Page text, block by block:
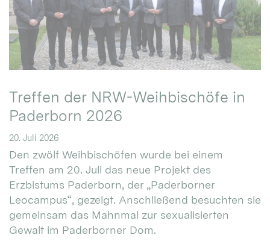
Treffen der NRW-Weihbischöfe in
Paderborn 2026
20. Juli 2026
Den zwölf Weihbischöfen wurde bei einem
Treffen am 20. Juli das neue Projekt des
Erzbistums Paderborn, der „Paderborner
Leocampus“, gezeigt. Anschließend besuchten sie
gemeinsam das Mahnmal zur sexualisierten
Gewalt im Paderborner Dom.